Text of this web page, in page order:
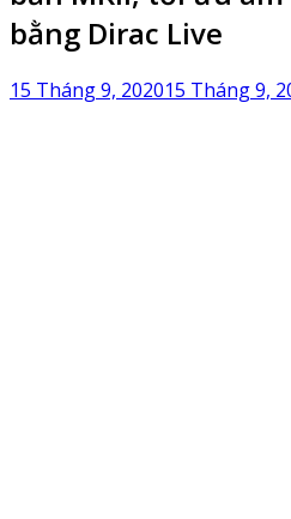
bằng Dirac Live
15 Tháng 9, 202015 Tháng 9,